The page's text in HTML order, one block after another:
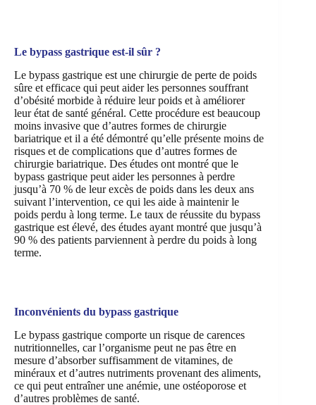
Le bypass gastrique est-il sûr ?
Le bypass gastrique est une chirurgie de perte de poids
sûre et efficace qui peut aider les personnes souffrant
d’obésité morbide à réduire leur poids et à améliorer
leur état de santé général. Cette procédure est beaucoup
moins invasive que d’autres formes de chirurgie
bariatrique et il a été démontré qu’elle présente moins de
risques et de complications que d’autres formes de
chirurgie bariatrique. Des études ont montré que le
bypass gastrique peut aider les personnes à perdre
jusqu’à 70 % de leur excès de poids dans les deux ans
suivant l’intervention, ce qui les aide à maintenir le
poids perdu à long terme. Le taux de réussite du bypass
gastrique est élevé, des études ayant montré que jusqu’à
90 % des patients parviennent à perdre du poids à long
terme.
Inconvénients du bypass gastrique
Le bypass gastrique comporte un risque de carences
nutritionnelles, car l’organisme peut ne pas être en
mesure d’absorber suffisamment de vitamines, de
minéraux et d’autres nutriments provenant des aliments,
ce qui peut entraîner une anémie, une ostéoporose et
d’autres problèmes de santé.